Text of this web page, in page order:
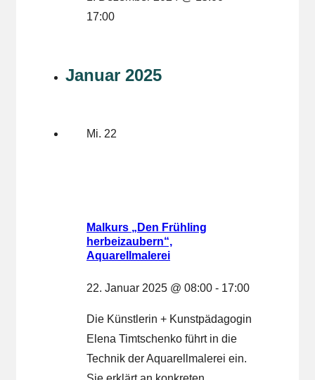
17:00
Januar 2025
Mi. 22
Malkurs „Den Frühling
herbeizaubern“,
Aquarellmalerei
22. Januar 2025 @ 08:00 - 17:00
Die Künstlerin + Kunstpädagogin
Elena Timtschenko führt in die
Technik der Aquarellmalerei ein.